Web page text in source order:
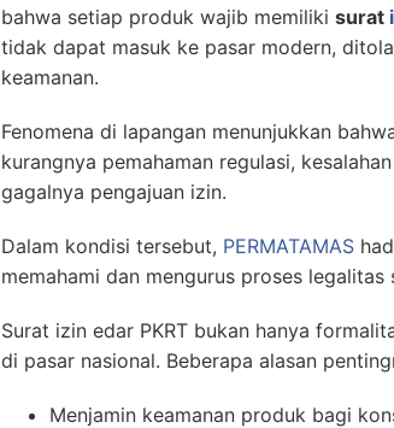
bahwa setiap produk wajib memiliki surat
tidak dapat masuk ke pasar modern,
keamanan.
Fenomena di lapangan menunjukkan
kurangnya pemahaman regulasi,
gagalnya pengajuan izin.
Dalam kondisi tersebut, PERMATAMAS
memahami dan mengurus proses
Surat izin edar PKRT bukan hanya
di pasar nasional. Beberapa alasan
Menjamin keamanan produk bagi